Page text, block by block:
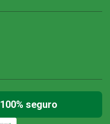
100% seguro